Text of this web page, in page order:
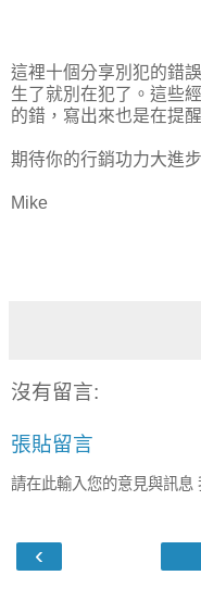
這裡十個分享別犯的錯
生了就別在犯了。這些
的錯，寫出來也是在提
期待你的行銷功力大進步
Mike
沒有留言:
張貼留言
請在此輸入您的意見與訊息
‹